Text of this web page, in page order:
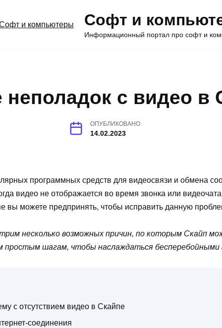
Софт и
Информационный портал про софт и
неполадок с видео в
ОПУБЛИКОВАНО
14.02.2023
программных средств для видеосвязи и обмена
видео не отображается во время звонка или
вы можете предпринять, чтобы исправить данную
несколько возможных причин, по которым Скайп
шагам, чтобы наслаждаться бесперебойными
с отсутствием видео в Скайпе
соединения